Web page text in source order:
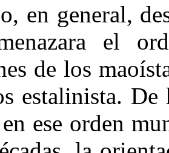
en general,
el
de los
estalinista.
ese orden